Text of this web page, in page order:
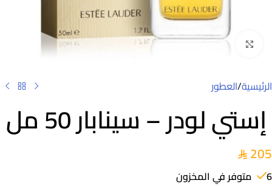
Click to enlarge
الرئيسية/العطور
إستي لودر – سينابار 50 مل
205
6 متوفر في المخزون